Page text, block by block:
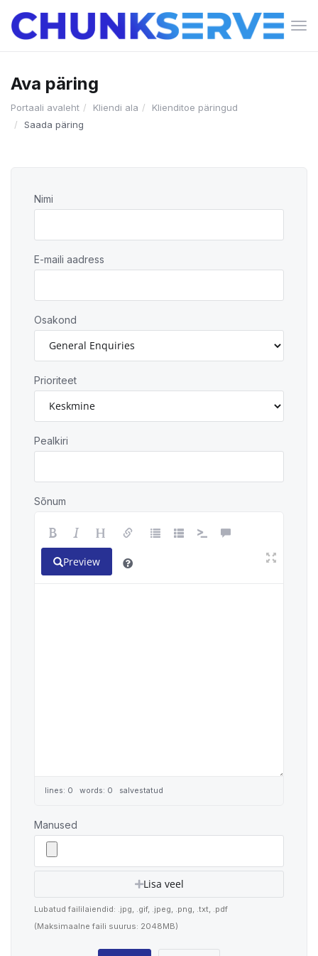
Ava päring
Portaali avaleht Kliendi ala
Klienditoe päringud
Saada päring
Nimi
E-maili aadress
Osakond
Prioriteet
Pealkiri
Sõnum
Preview
lines: 0 words: 0 salvestatud
Manused
Lisa veel
Lubatud faililaiendid: .jpg, .gif, .jpeg, .png, .txt, .pdf
(Maksimaalne faili suurus: 2048MB)